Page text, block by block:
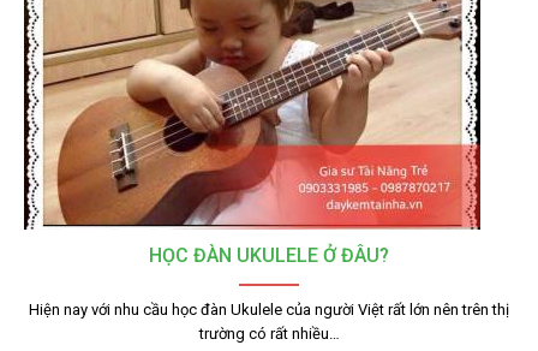
HỌC ĐÀN UKULELE Ở ĐÂU?
Hiện nay với nhu cầu học đàn Ukulele của người Việt rất lớn nên trên thị
trường có rất nhiều…